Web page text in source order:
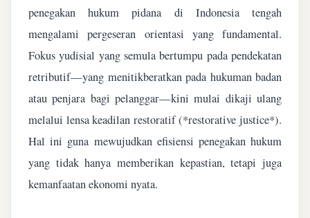
penegakan hukum pidana di Indonesia tengah
mengalami pergeseran orientasi yang fundamental.
Fokus yudisial yang semula bertumpu pada pendekatan
retributif—yang menitikberatkan pada hukuman badan
atau penjara bagi pelanggar—kini mulai dikaji ulang
melalui lensa keadilan restoratif (*restorative justice*).
Hal ini guna mewujudkan efisiensi penegakan hukum
yang tidak hanya memberikan kepastian, tetapi juga
kemanfaatan ekonomi nyata.